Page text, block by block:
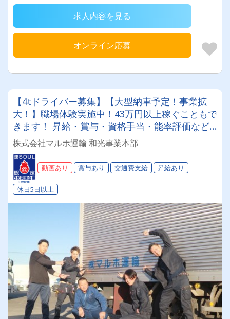
求人内容を見る
オンライン応募
【4tドライバー募集】【大型納車予定！事業拡
大！】職場体験実施中！43万円以上稼ぐこともで
きます！ 昇給・賞与・資格手当・能率評価など
など福利厚生も充実！ 未経験者も歓迎！夜勤な
し！身体の負担も少ない！資格取得制度導入！中
型・準中型の免許を取得できます♪
株式会社マルホ運輸 和光事業本部
動画あり 賞与あり 交通費支給 昇給あり
休日5日以上